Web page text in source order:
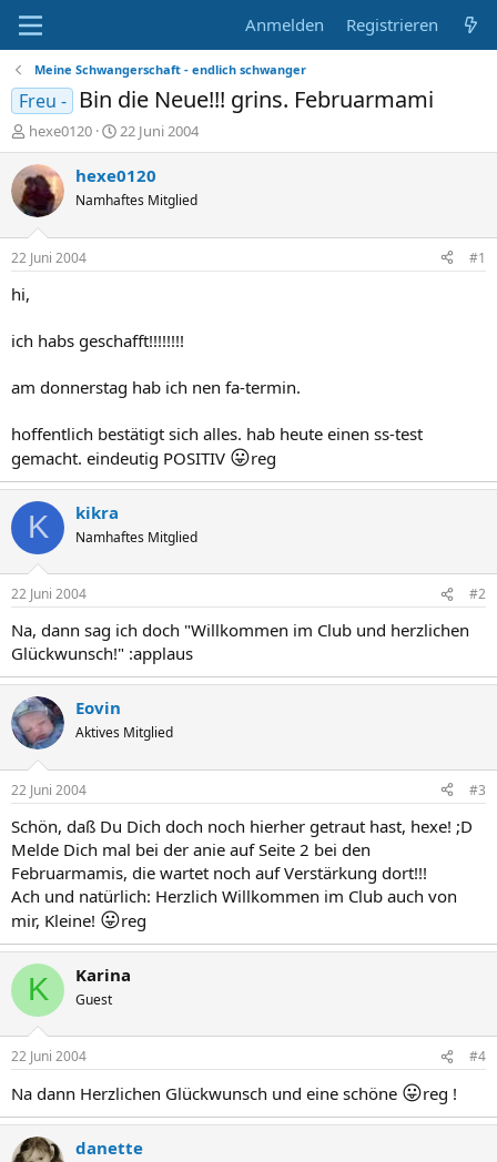
Anmelden Registrieren
Meine Schwangerschaft - endlich schwanger
Freu - Bin die Neue!!! grins. Februarmami
E
r
s
t
e
e
hexe0120
E
r
s
t
e
t
22 Juni 2004
hexe0120
Namhaftes Mitglied
22 Juni 2004 #1
hi,
ich habs geschafft!!!!!!!!
am donnerstag hab ich nen fa-termin.
hoffentlich bestätigt sich alles. hab heute einen ss-test
gemacht. eindeutig POSITIV 😛reg
K kikra
Namhaftes Mitglied
22 Juni 2004 #2
Na, dann sag ich doch "Willkommen im Club und herzlichen
Glückwunsch!" :applaus
Eovin
Aktives Mitglied
22 Juni 2004 #3
Schön, daß Du Dich doch noch hierher getraut hast, hexe! ;D
Melde Dich mal bei der anie auf Seite 2 bei den
Februarmamis, die wartet noch auf Verstärkung dort!!!
Ach und natürlich: Herzlich Willkommen im Club auch von
mir, Kleine! 😛reg
K Karina
Guest
22 Juni 2004 #4
Na dann Herzlichen Glückwunsch und eine schöne 😛reg !
danette